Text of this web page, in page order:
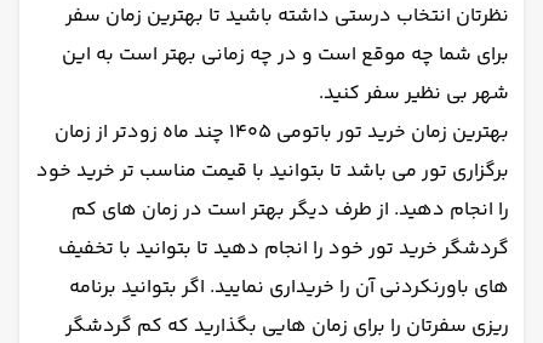
نظرتان انتخاب درستی داشته باشید تا بهترین زمان سفر
برای شما چه موقع است و در چه زمانی بهتر است به این
شهر بی نظیر سفر کنید.
بهترین زمان خرید تور باتومی 1405 چند ماه زودتر از زمان
برگزاری تور می باشد تا بتوانید با قیمت مناسب تر خرید خود
را انجام دهید. از طرف دیگر بهتر است در زمان های کم
گردشگر خرید تور خود را انجام دهید تا بتوانید با تخفیف
های باورنکردنی آن را خریداری نمایید. اگر بتوانید برنامه
ریزی سفرتان را برای زمان هایی بگذارید که کم گردشگر